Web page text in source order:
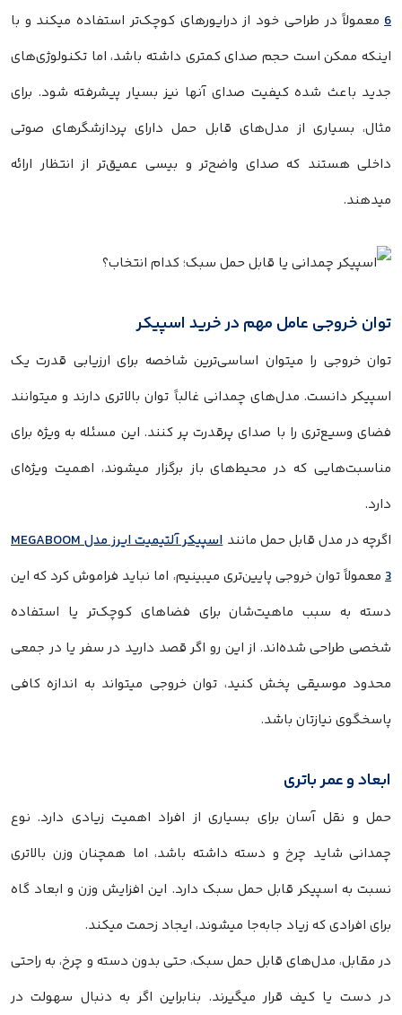
6 معمولاً در طراحی خود از درایورهای کوچک‌تر استفاده میکند و با
اینکه ممکن است حجم صدای کمتری داشته باشد، اما تکنولوژی‌های
جدید باعث شده کیفیت صدای آنها نیز بسیار پیشرفته شود. برای
مثال، بسیاری از مدل‌های قابل حمل دارای پردازشگرهای صوتی
داخلی هستند که صدای واضح‌تر و بیسی عمیق‌تر از انتظار ارائه
میدهند.
توان خروجی عامل مهم در خرید اسپیکر
توان خروجی را میتوان اساسی‌ترین شاخصه برای ارزیابی قدرت یک
اسپیکر دانست. مدل‌های چمدانی غالباً توان بالاتری دارند و میتوانند
فضای وسیع‌تری را با صدای پرقدرت پر کنند. این مسئله به‌ ویژه برای
مناسبت‌هایی که در محیط‌های باز برگزار میشوند، اهمیت ویژه‌ای
دارد.
اگرچه در مدل قابل حمل مانند
اسپیکر آلتیمیت ایرز مدل MEGABOOM
3 معمولاً توان خروجی پایین‌تری میبینیم، اما نباید فراموش کرد که این
دسته به سبب ماهیت‌شان برای فضاهای کوچک‌تر یا استفاده
شخصی طراحی شده‌اند. از این‌ رو اگر قصد دارید در سفر یا در جمعی
محدود موسیقی پخش کنید، توان خروجی میتواند به‌ اندازه کافی
پاسخگوی نیازتان باشد.
ابعاد و عمر باتری
حمل و نقل آسان برای بسیاری از افراد اهمیت زیادی دارد. نوع
چمدانی شاید چرخ و دسته داشته باشد، اما همچنان وزن بالاتری
نسبت به اسپیکر قابل حمل سبک دارد. این افزایش وزن و ابعاد گاه
برای افرادی که زیاد جابه‌جا میشوند، ایجاد زحمت میکند.
در مقابل، مدل‌های قابل حمل سبک، حتی بدون دسته و چرخ، به‌ راحتی
در دست یا کیف قرار میگیرند. بنابراین اگر به‌ دنبال سهولت در